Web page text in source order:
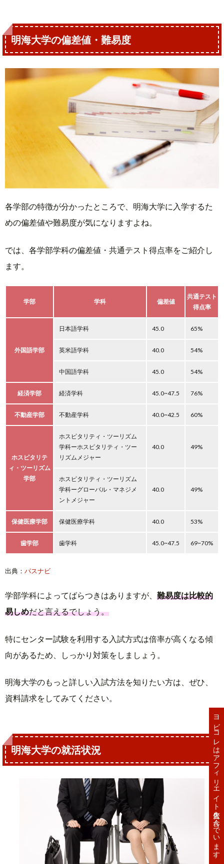
明海大学の偏差値・難易度
各学部の特徴が分かったところで、明海大学に入学するた
めの偏差値や難易度が気になりますよね。
では、各学部学科の偏差値・共通テスト得点率をご紹介し
ます。
学部 学科 偏差値
共通テスト
得点率
外国語学部
日本語学科 45.0 65%
英米語学科 40.0 54%
中国語学科 45.0 54%
経済学部 経済学科 45.0~47.5 76%
不動産学部 不動産学科 40.0~42.5 60%
ホスピタリテ
ィ・ツーリズム
学部
ホスピタリティ・ツーリズム
学科ーホスピタリティ・ツー
リズムメジャー
40.0 49%
ホスピタリティ・ツーリズム
学科ーグローバル・マネジメ
ントメジャー
40.0 49%
保健医療学部 保健医療学科 40.0 53%
歯学部 歯学科 45.0~47.5 69~70%
出典： パスナビ
学部学科によってばらつきはありますが、 難易度は比較的
易しめだと言えるでしょう。
特にセンター試験を利用する入試方式は倍率が高くなる傾
向があるため、しっかり対策をしましょう。
明海大学のもっと詳しい入試方法を知りたい方は、ぜひ、
資料請求をしてみてください。
明海大学の就活状況 ヨビコレはアフィリエイト広告を含んでいます。